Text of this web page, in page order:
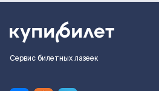
Сервис билетных лазеек